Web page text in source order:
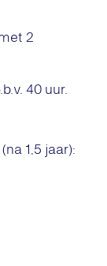
2
40 uur.
1,5 jaar):